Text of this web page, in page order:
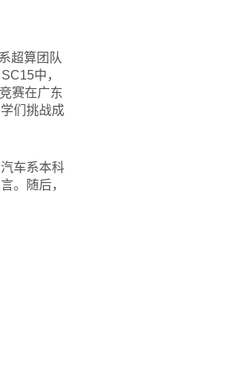
超算团队
中，
赛在广东
们挑战成
车系本科
。随后，